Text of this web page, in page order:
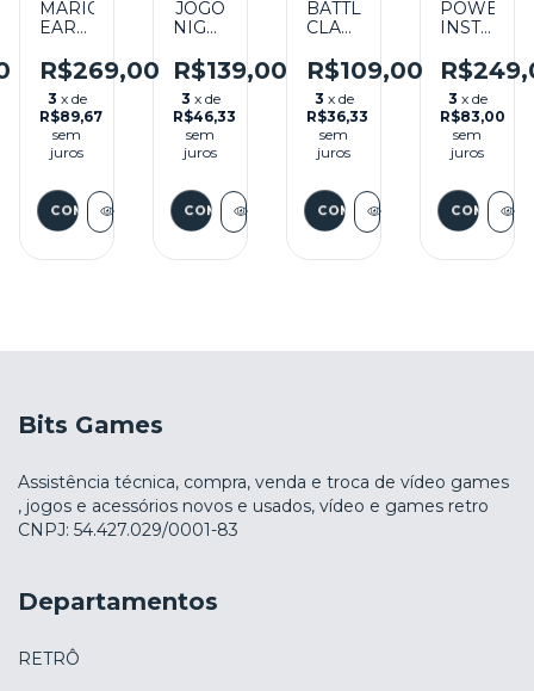
MARIO'S
EARLY
FUN
WITH
LETTERS
SEMINOVO
-
SNES
R$269,00
3 x de
R$89,67
sem
juros
JOGO
NIGEL
WORLD
CHAMPIONSHIP
SEMINOVO
-
SNES
R$139,00
3 x de
R$46,33
sem
juros
BATTLE
CLASH
-
SNES
R$109,00
3 x de
R$36,33
sem
juros
POWER
INSTINCT
FOTOS)
-
SNES
3 x de
R$83,00
sem
juros
Bits Games
Assistência técnica, compra, venda e troca de vídeo games
, jogos e acessórios novos e usados, vídeo e games retro
CNPJ: 54.427.029/0001-83
Departamentos
RETRÔ